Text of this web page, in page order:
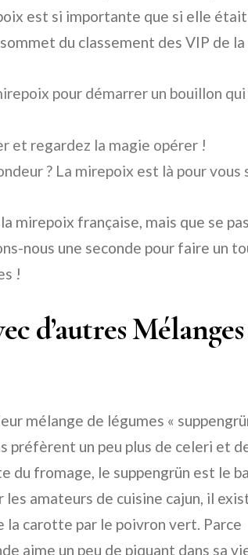
est si importante que si elle était
du classement des VIP de la
pour démarrer un bouillon
et regardez la magie opérer !
? La mirepoix est là pour vous
mirepoix française, mais que se
nous une seconde pour faire un
!
d’autres
mélange de légumes «
préfèrent un peu plus de celeri et
du fromage, le suppengrün est le
amateurs de cuisine cajun, il
la carotte par le poivron vert. Parce
aime un peu de piquant dans sa